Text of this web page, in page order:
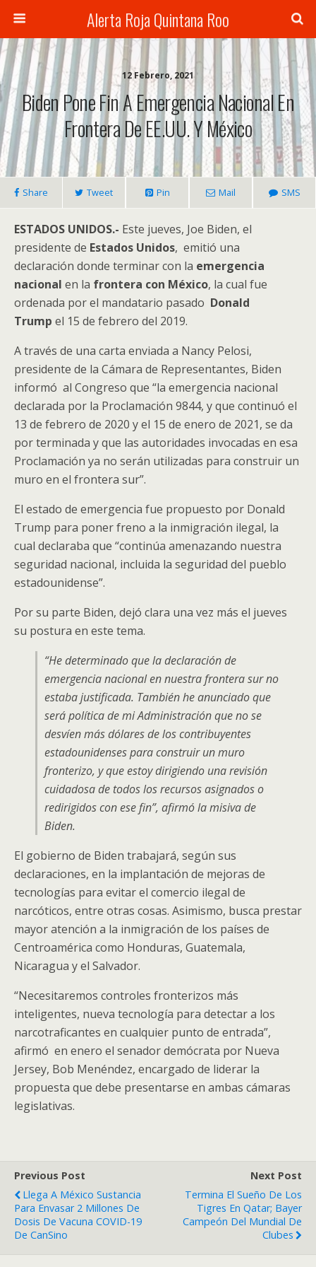
Alerta Roja Quintana Roo
12 Febrero, 2021
Biden Pone Fin A Emergencia Nacional En
Frontera De EE.UU. Y México
Share Tweet Pin Mail SMS
ESTADOS UNIDOS.- Este jueves, Joe Biden, el
presidente de Estados Unidos, emitió una
declaración donde terminar con la emergencia
nacional en la frontera con México, la cual fue
ordenada por el mandatario pasado Donald
Trump el 15 de febrero del 2019.
A través de una carta enviada a Nancy Pelosi,
presidente de la Cámara de Representantes, Biden
informó al Congreso que “la emergencia nacional
declarada por la Proclamación 9844, y que continuó el
13 de febrero de 2020 y el 15 de enero de 2021, se da
por terminada y que las autoridades invocadas en esa
Proclamación ya no serán utilizadas para construir un
muro en el frontera sur”.
El estado de emergencia fue propuesto por Donald
Trump para poner freno a la inmigración ilegal, la
cual declaraba que “continúa amenazando nuestra
seguridad nacional, incluida la seguridad del pueblo
estadounidense”.
Por su parte Biden, dejó clara una vez más el jueves
su postura en este tema.
“He determinado que la declaración de
emergencia nacional en nuestra frontera sur no
estaba justificada. También he anunciado que
será política de mi Administración que no se
desvíen más dólares de los contribuyentes
estadounidenses para construir un muro
fronterizo, y que estoy dirigiendo una revisión
cuidadosa de todos los recursos asignados o
redirigidos con ese fin”, afirmó la misiva de
Biden.
El gobierno de Biden trabajará, según sus
declaraciones, en la implantación de mejoras de
tecnologías para evitar el comercio ilegal de
narcóticos, entre otras cosas. Asimismo, busca prestar
mayor atención a la inmigración de los países de
Centroamérica como Honduras, Guatemala,
Nicaragua y el Salvador.
“Necesitaremos controles fronterizos más
inteligentes, nueva tecnología para detectar a los
narcotraficantes en cualquier punto de entrada”,
afirmó en enero el senador demócrata por Nueva
Jersey, Bob Menéndez, encargado de liderar la
propuesta que debe presentarse en ambas cámaras
legislativas.
Previous Post
Llega A México Sustancia
Para Envasar 2 Millones De
Dosis De Vacuna COVID-19
De CanSino
Next Post
Termina El Sueño De Los
Tigres En Qatar; Bayer
Campeón Del Mundial De
Clubes